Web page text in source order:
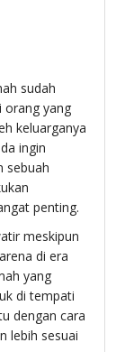
sudah
orang yang
keluarganya
ingin
sebuah
penting.
meskipun
di era
yang
di tempati
dengan cara
lebih sesuai